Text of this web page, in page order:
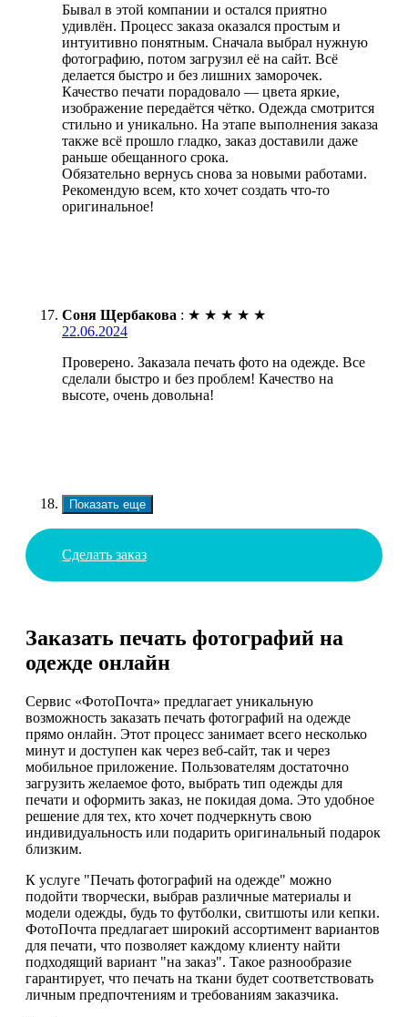
Бывал в этой компании и остался приятно
удивлён. Процесс заказа оказался простым и
интуитивно понятным. Сначала выбрал нужную
фотографию, потом загрузил её на сайт. Всё
делается быстро и без лишних заморочек.
Качество печати порадовало — цвета яркие,
изображение передаётся чётко. Одежда смотрится
стильно и уникально. На этапе выполнения заказа
также всё прошло гладко, заказ доставили даже
раньше обещанного срока.
Обязательно вернусь снова за новыми работами.
Рекомендую всем, кто хочет создать что-то
оригинальное!
Соня Щербакова : ★ ★ ★ ★ ★
22.06.2024
Проверено. Заказала печать фото на одежде. Все
сделали быстро и без проблем! Качество на
высоте, очень довольна!
Показать еще
Сделать заказ
Заказать печать фотографий на
одежде онлайн
Сервис «ФотоПочта» предлагает уникальную
возможность заказать печать фотографий на одежде
прямо онлайн. Этот процесс занимает всего несколько
минут и доступен как через веб-сайт, так и через
мобильное приложение. Пользователям достаточно
загрузить желаемое фото, выбрать тип одежды для
печати и оформить заказ, не покидая дома. Это удобное
решение для тех, кто хочет подчеркнуть свою
индивидуальность или подарить оригинальный подарок
близким.
К услуге "Печать фотографий на одежде" можно
подойти творчески, выбрав различные материалы и
модели одежды, будь то футболки, свитшоты или кепки.
ФотоПочта предлагает широкий ассортимент вариантов
для печати, что позволяет каждому клиенту найти
подходящий вариант "на заказ". Такое разнообразие
гарантирует, что печать на ткани будет соответствовать
личным предпочтениям и требованиям заказчика.